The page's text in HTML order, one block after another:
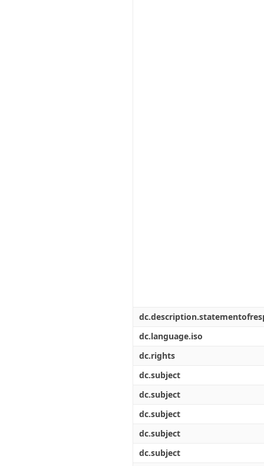
dc.language.iso
dc.rights
dc.subject
dc.subject
dc.subject
dc.subject
dc.subject